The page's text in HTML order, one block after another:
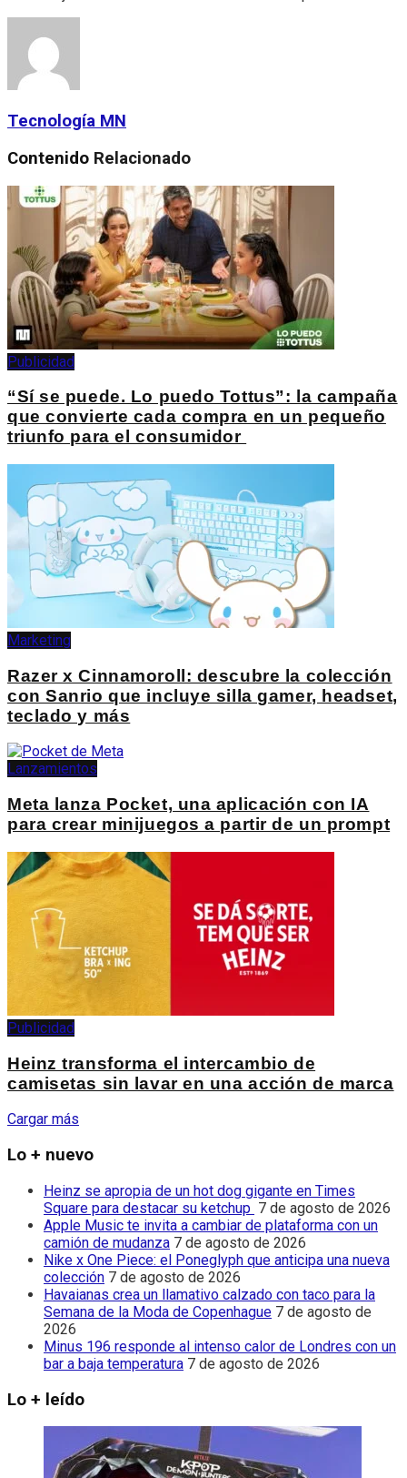
Tecnología MN
Contenido Relacionado
Publicidad
“Sí se puede. Lo puedo Tottus”: la campaña
que convierte cada compra en un pequeño
triunfo para el consumidor
Marketing
Razer x Cinnamoroll: descubre la colección
con Sanrio que incluye silla gamer, headset,
teclado y más
Lanzamientos
Meta lanza Pocket, una aplicación con IA
para crear minijuegos a partir de un prompt
Publicidad
Heinz transforma el intercambio de
camisetas sin lavar en una acción de marca
Cargar más
Lo + nuevo
Heinz se apropia de un hot dog gigante en Times
Square para destacar su ketchup 7 de agosto de 2026
Apple Music te invita a cambiar de plataforma con un
camión de mudanza 7 de agosto de 2026
Nike x One Piece: el Poneglyph que anticipa una nueva
colección 7 de agosto de 2026
Havaianas crea un llamativo calzado con taco para la
Semana de la Moda de Copenhague 7 de agosto de
2026
Minus 196 responde al intenso calor de Londres con un
bar a baja temperatura 7 de agosto de 2026
Lo + leído